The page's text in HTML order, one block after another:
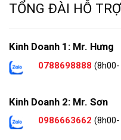
TỔNG ĐÀI HỖ TRỢ
Kinh Doanh 1: Mr. Hưng
0788698888
Kinh Doanh 2: Mr. Sơn
0986663662